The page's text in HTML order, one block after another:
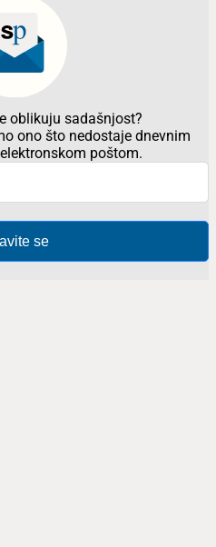
oblikuju sadašnjost?
ono što nedostaje dnevnim
poštom.
se